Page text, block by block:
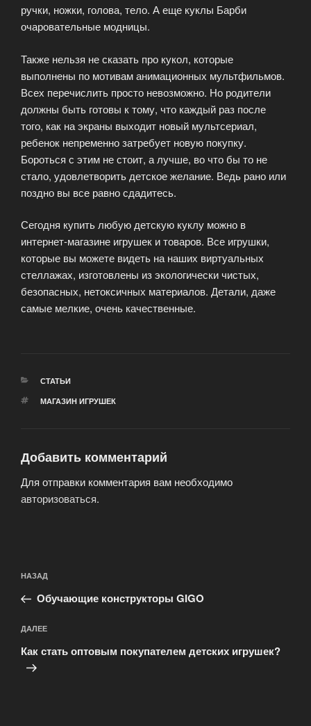
ручки, ножки, голова, тело. А еще куклы Барби
очаровательные модницы.
Также нельзя не сказать про кукол, которые
выполнены по мотивам анимационных мультфильмов.
Всех перечислить просто невозможно. Но родители
должны быть готовы к тому, что каждый раз после
того, как на экраны выходит новый мультсериал,
ребенок непременно затребует новую покупку.
Бороться с этим не стоит, а лучше, во что бы то не
стало, удовлетворить детское желание. Ведь рано или
поздно вы все равно сдадитесь.
Сегодня купить любую детскую куклу можно в
интернет-магазине игрушек и товаров. Все игрушки,
которые вы можете видеть на наших виртуальных
стеллажах, изготовлены из экологически чистых,
безопасных, нетоксичных материалов. Детали, даже
самые мелкие, очень качественные.
РУБРИКИ
СТАТЬИ
МЕТКИ
МАГАЗИН ИГРУШЕК
Добавить комментарий
Для отправки комментария вам необходимо
авторизоваться.
по
записям
Предыдущая
запись:
НАЗАД
Обучающие конструкторы GIGO
Следующая
запись
ДАЛЕЕ
Как стать оптовым покупателем детских игрушек?